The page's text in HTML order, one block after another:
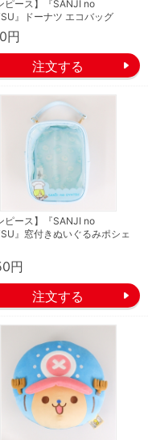
ピース】『SANJI no
』ドーナツ エコバッグ
円
ピース】『SANJI no
』窓付きぬいぐるみポシェ
円